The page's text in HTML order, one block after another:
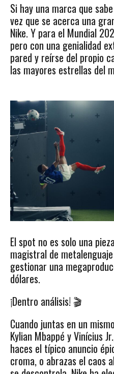
Si hay una marca que
vez que se acerca una
Nike. Y para el Mundial
pero con una genialidad
pared y reírse del propio
las mayores estrellas del
El spot no es solo una
magistral de
gestionar una
dólares.
¡Dentro análisis! 🎬
Cuando juntas en un
Kylian Mbappé y Vinícius
haces el típico anuncio
croma, o abrazas el caos